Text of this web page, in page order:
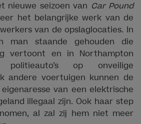
nieuwe seizoen van Car Pound
het belangrijke werk van de
van de opslaglocaties. In
man staande gehouden die
vertoont en in Northampton
op onveilige
andere voertuigen kunnen de
van een elektrische
illegaal zijn. Ook haar step
al zal zij hem niet meer